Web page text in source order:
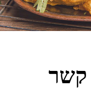
קשר